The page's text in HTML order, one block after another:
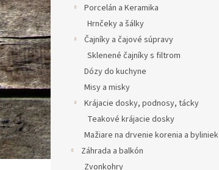
Porcelán a Keramika
Hrnčeky a šálky
Čajníky a čajové súpravy
Sklenené čajníky s filtrom
Dózy do kuchyne
Misy a misky
Krájacie dosky, podnosy, tácky
Teakové krájacie dosky
Mažiare na drvenie korenia a byliniek
Záhrada a balkón
Zvonkohry